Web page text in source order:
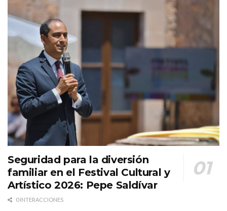
Seguridad para la diversión
familiar en el Festival Cultural y
Artístico 2026: Pepe Saldívar
0 INTERACCIONES